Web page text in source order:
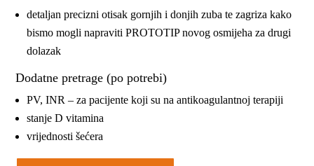
detaljan precizni otisak gornjih i donjih zuba te zagriza kako
bismo mogli napraviti PROTOTIP novog osmijeha za drugi
dolazak
Dodatne pretrage (po potrebi)
PV, INR – za pacijente koji su na antikoagulantnoj terapiji
stanje D vitamina
vrijednosti šećera